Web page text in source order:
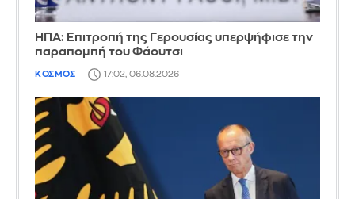
ΗΠΑ: Επιτροπή της Γερουσίας υπερψήφισε την
παραπομπή του Φάουτσι
ΚΟΣΜΟΣ 17:02, 06.08.2026